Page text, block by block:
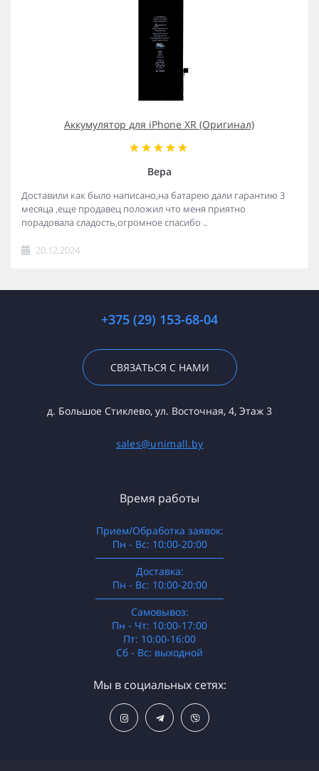
Аккумулятор для iPhone XR (Оригинал)
Вера
Доставили как было написано,на батарею дали гарантию 3
месяца ,еще продавец положил что меня приятно
порадовала сладость,огромное спасибо ..
20.12.2024
+375 (29) 153-68-04
СВЯЗАТЬСЯ С НАМИ
д. Большое Стиклево, ул. Восточная, 4, Этаж 3
sales@unimall.by
Время работы
Прием/Обработка заявок:
Пн - Вс: 10:00-20:00
──────────────────
Доставка:
Пн - Вс: 10:00-20:00
──────────────────
Самовывоз:
Пн - Чт: 10:00-17:00
Пт: 10:00-16:00
Сб - Вс: выходной
Мы в социальных сетях: